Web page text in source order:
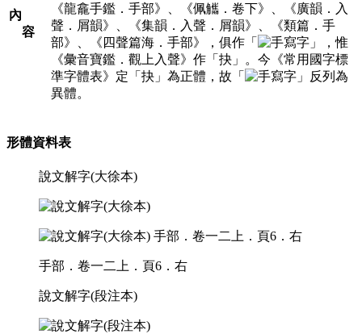
內
容
《龍龕手鑑．手部》、《佩觿．卷下》、《廣韻．入
聲．屑韻》、《集韻．入聲．屑韻》、《類篇．手
部》、《四聲篇海．手部》，俱作「
」，惟
《彙音寶鑑．觀上入聲》作「抉」。今《常用國字標
準字體表》定「抉」為正體，故「
」反列為
異體。
形體資料表
說文解字(大徐本)
手部．卷一二上．頁6．右
說文解字(段注本)